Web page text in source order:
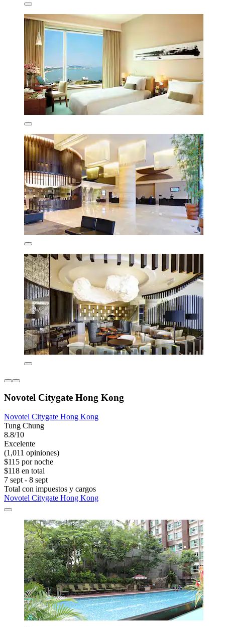
Novotel Citygate Hong Kong
Novotel Citygate Hong Kong
Tung Chung
8.8/10
Excelente
(1,011 opiniones)
$115 por noche
$118 en total
7 sept - 8 sept
Total con impuestos y cargos
Novotel Citygate Hong Kong